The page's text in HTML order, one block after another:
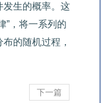
发生的概率。这
”，将一系列的
的随机过程，
下一篇